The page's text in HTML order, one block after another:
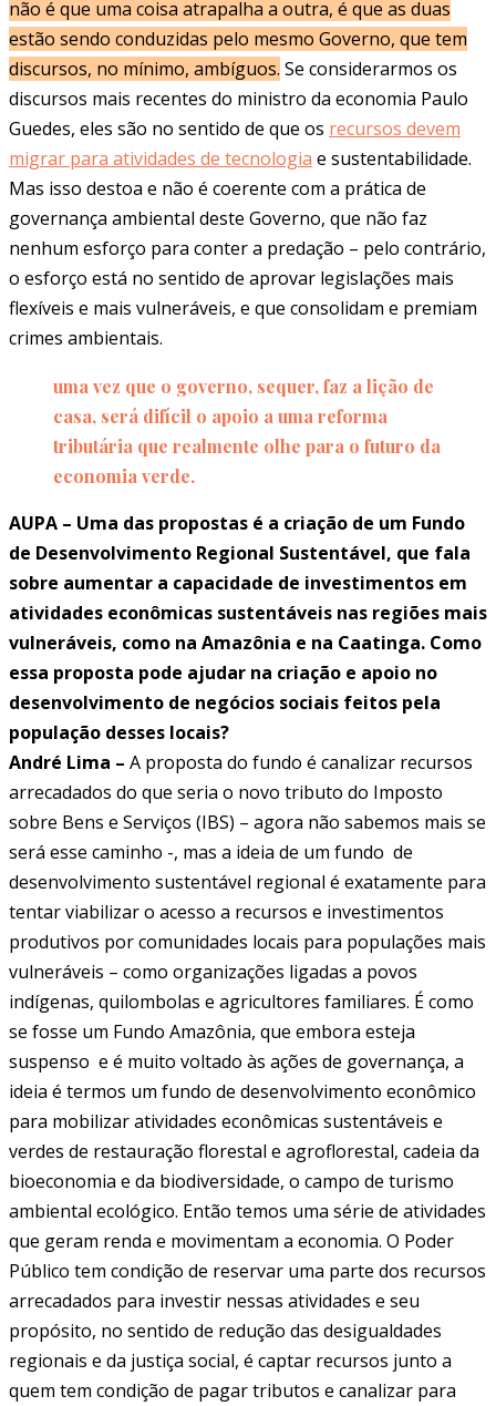
não é que uma coisa atrapalha a outra, é que as duas
estão sendo conduzidas pelo mesmo Governo, que tem
discursos, no mínimo, ambíguos. Se considerarmos os
discursos mais recentes do ministro da economia Paulo
Guedes, eles são no sentido de que os recursos devem
migrar para atividades de tecnologia e sustentabilidade.
Mas isso destoa e não é coerente com a prática de
governança ambiental deste Governo, que não faz
nenhum esforço para conter a predação – pelo contrário,
o esforço está no sentido de aprovar legislações mais
flexíveis e mais vulneráveis, e que consolidam e premiam
crimes ambientais.
uma vez que o governo, sequer, faz a lição de
casa, será difícil o apoio a uma reforma
tributária que realmente olhe para o futuro da
economia verde.
AUPA – Uma das propostas é a criação de um Fundo
de Desenvolvimento Regional Sustentável, que fala
sobre aumentar a capacidade de investimentos em
atividades econômicas sustentáveis nas regiões mais
vulneráveis, como na Amazônia e na Caatinga. Como
essa proposta pode ajudar na criação e apoio no
desenvolvimento de negócios sociais feitos pela
população desses locais?
André Lima – A proposta do fundo é canalizar recursos
arrecadados do que seria o novo tributo do Imposto
sobre Bens e Serviços (IBS) – agora não sabemos mais se
será esse caminho -, mas a ideia de um fundo de
desenvolvimento sustentável regional é exatamente para
tentar viabilizar o acesso a recursos e investimentos
produtivos por comunidades locais para populações mais
vulneráveis – como organizações ligadas a povos
indígenas, quilombolas e agricultores familiares. É como
se fosse um Fundo Amazônia, que embora esteja
suspenso e é muito voltado às ações de governança, a
ideia é termos um fundo de desenvolvimento econômico
para mobilizar atividades econômicas sustentáveis e
verdes de restauração florestal e agroflorestal, cadeia da
bioeconomia e da biodiversidade, o campo de turismo
ambiental ecológico. Então temos uma série de atividades
que geram renda e movimentam a economia. O Poder
Público tem condição de reservar uma parte dos recursos
arrecadados para investir nessas atividades e seu
propósito, no sentido de redução das desigualdades
regionais e da justiça social, é captar recursos junto a
quem tem condição de pagar tributos e canalizar para